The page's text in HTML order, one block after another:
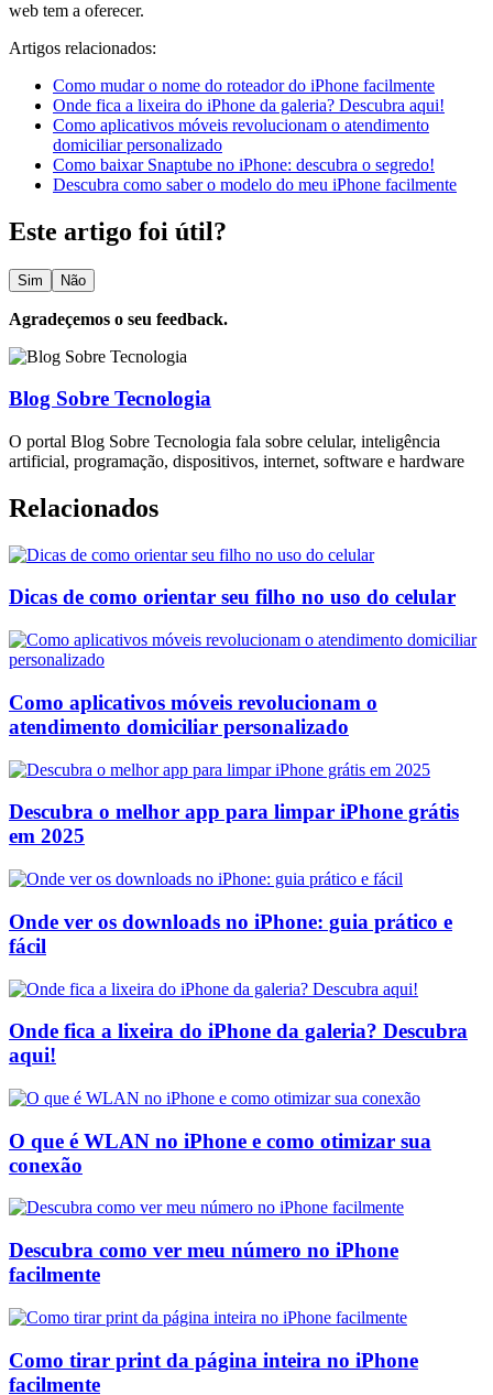
web tem a oferecer.
Artigos relacionados:
Como mudar o nome do roteador do iPhone facilmente
Onde fica a lixeira do iPhone da galeria? Descubra aqui!
Como aplicativos móveis revolucionam o atendimento
domiciliar personalizado
Como baixar Snaptube no iPhone: descubra o segredo!
Descubra como saber o modelo do meu iPhone facilmente
Este artigo foi útil?
Sim Não
Agradeçemos o seu feedback.
Blog Sobre Tecnologia
O portal Blog Sobre Tecnologia fala sobre celular, inteligência
artificial, programação, dispositivos, internet, software e hardware
Relacionados
Dicas de como orientar seu filho no uso do celular
Como aplicativos móveis revolucionam o
atendimento domiciliar personalizado
Descubra o melhor app para limpar iPhone grátis
em 2025
Onde ver os downloads no iPhone: guia prático e
fácil
Onde fica a lixeira do iPhone da galeria? Descubra
aqui!
O que é WLAN no iPhone e como otimizar sua
conexão
Descubra como ver meu número no iPhone
facilmente
Como tirar print da página inteira no iPhone
facilmente